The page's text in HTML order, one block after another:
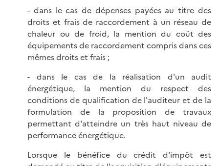
- dans le cas de dépenses payées au titre des
droits et frais de raccordement à un réseau de
chaleur ou de froid, la mention du coût des
équipements de raccordement compris dans ces
mêmes droits et frais ;
- dans le cas de la réalisation d'un audit
énergétique, la mention du respect des
conditions de qualification de l'auditeur et de la
formulation de la proposition de travaux
permettant d'atteindre un très haut niveau de
performance énergétique.
Lorsque le bénéfice du crédit d'impôt est